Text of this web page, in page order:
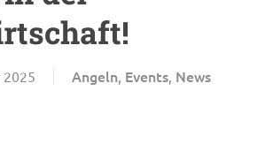
Angeln, Events, News